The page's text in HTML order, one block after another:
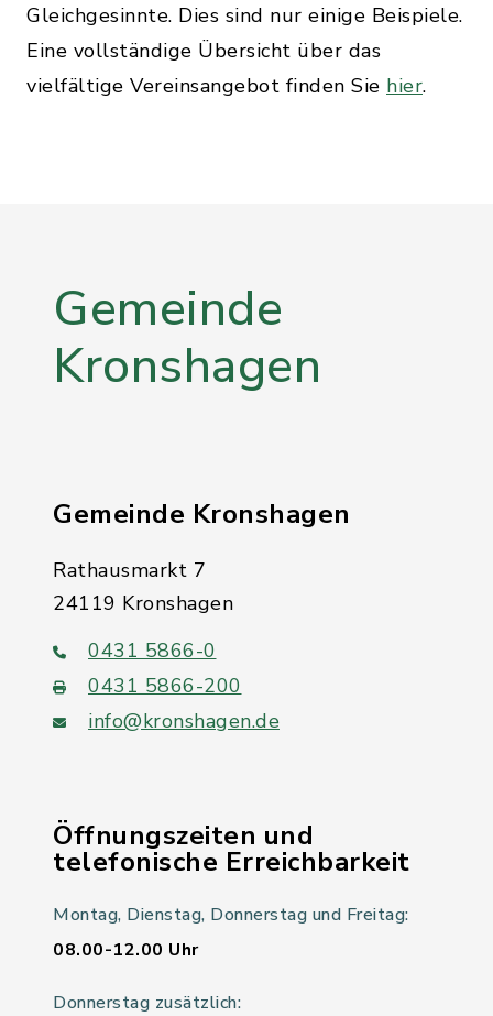
Gleichgesinnte. Dies sind nur einige Beispiele.
Eine vollständige Übersicht über das
vielfältige Vereinsangebot finden Sie hier.
Gemeinde
Kronshagen
Gemeinde Kronshagen
Rathausmarkt 7
24119 Kronshagen
0431 5866-0
0431 5866-200
info@kronshagen.de
Öffnungszeiten und
telefonische Erreichbarkeit
Montag, Dienstag, Donnerstag und Freitag:
08.00-12.00 Uhr
Donnerstag zusätzlich: